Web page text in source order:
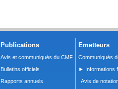
Publications
Avis et communiqués du CMF
Bulletins officiels
Rapports annuels
Emetteurs
Communiqués
► Informations
Avis de